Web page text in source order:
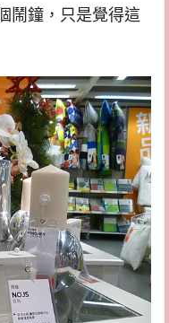
鬧鐘，只是覺得這